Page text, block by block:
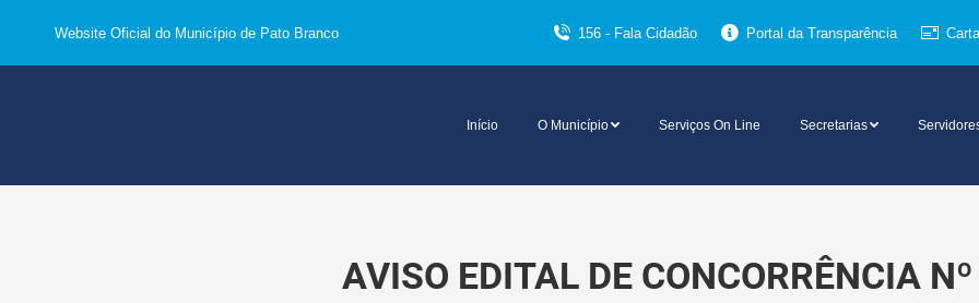
Website Oficial do Município de Pato Branco 156 - Fala Cidadão Portal da Transparência
Início O Município Serviços On Line Secretarias
AVISO EDITAL DE CONCORRÊNCIA